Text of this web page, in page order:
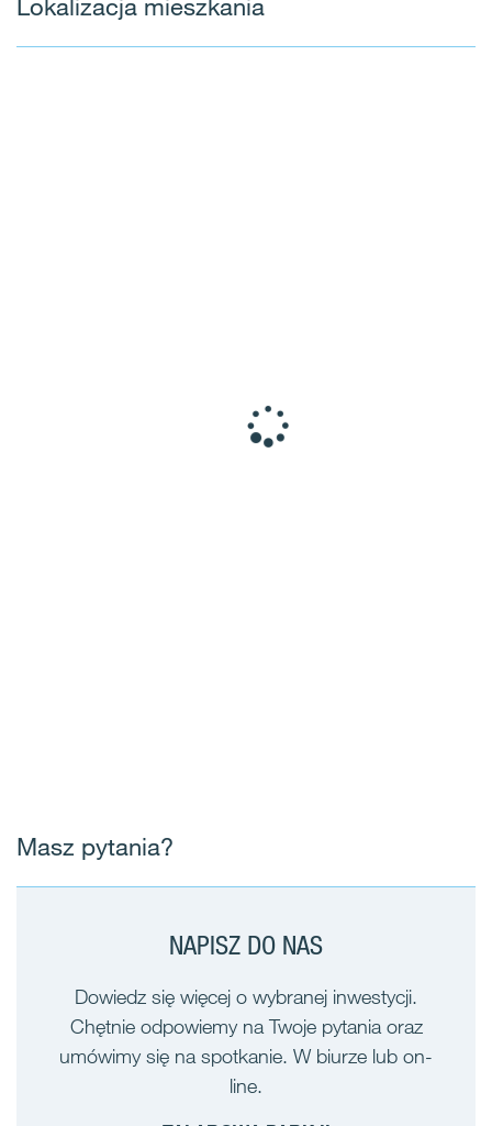
Lokalizacja mieszkania
Masz pytania?
NAPISZ DO NAS
Dowiedz się więcej o wybranej inwestycji.
Chętnie odpowiemy na Twoje pytania oraz
umówimy się na spotkanie. W biurze lub on-
line.